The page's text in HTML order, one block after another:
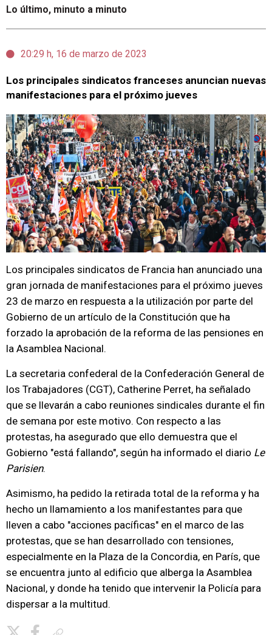
Lo último, minuto a minuto
20:29 h, 16 de marzo de 2023
Los principales sindicatos franceses anuncian nuevas
manifestaciones para el próximo jueves
Los principales sindicatos de Francia han anunciado una
gran jornada de manifestaciones para el próximo jueves
23 de marzo en respuesta a la utilización por parte del
Gobierno de un artículo de la Constitución que ha
forzado la aprobación de la reforma de las pensiones en
la Asamblea Nacional.
La secretaria confederal de la Confederación General de
los Trabajadores (CGT), Catherine Perret, ha señalado
que se llevarán a cabo reuniones sindicales durante el fin
de semana por este motivo. Con respecto a las
protestas, ha asegurado que ello demuestra que el
Gobierno "está fallando", según ha informado el diario Le
Parisien.
Asimismo, ha pedido la retirada total de la reforma y ha
hecho un llamamiento a los manifestantes para que
lleven a cabo "acciones pacíficas" en el marco de las
protestas, que se han desarrollado con tensiones,
especialmente en la Plaza de la Concordia, en París, que
se encuentra junto al edificio que alberga la Asamblea
Nacional, y donde ha tenido que intervenir la Policía para
dispersar a la multitud.